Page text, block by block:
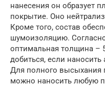
нанесения он образует
покрытие. Оно
Кроме того, состав
шумоизоляцию.
оптимальная толщина –
добиться, если
Для полного высыхания
можно наносить любую